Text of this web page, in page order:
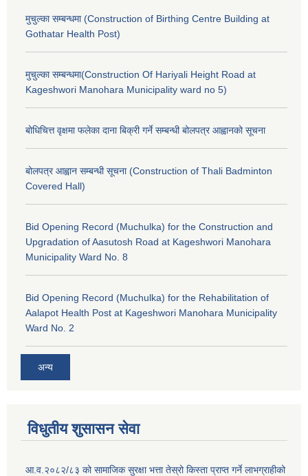
मुचुल्का सम्बन्धमा (Construction of Birthing Centre Building at
Gothatar Health Post)
मुचुल्का सम्बन्धमा(Construction Of Hariyali Height Road at
Kageshwori Manohara Municipality ward no 5)
बोधिचित्त वृक्षमा फलेका दाना बिक्री गर्ने सम्बन्धी बोलपत्र आह्वानको सूचना
बोलपत्र आह्वान सम्बन्धी सूचना (Construction of Thali Badminton
Covered Hall)
Bid Opening Record (Muchulka) for the Construction and
Upgradation of Aasutosh Road at Kageshwori Manohara
Municipality Ward No. 8
Bid Opening Record (Muchulka) for the Rehabilitation of
Aalapot Health Post at Kageshwori Manohara Municipality
Ward No. 2
अन्य
विधुतीय शुसासन सेवा
आ.व.२०८२/८३ को सामाजिक सुरक्षा भत्ता तेस्रो किस्ता प्राप्त गर्ने लाभग्राहीको